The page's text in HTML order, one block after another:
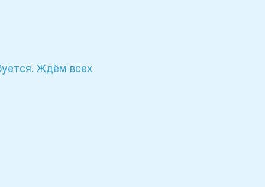
Ждём всех